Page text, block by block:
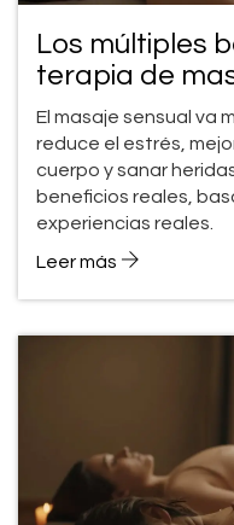
Los múltiples
terapia de
El masaje sensual va
reduce el estrés,
cuerpo y sanar
beneficios reales,
experiencias reales.
Leer más